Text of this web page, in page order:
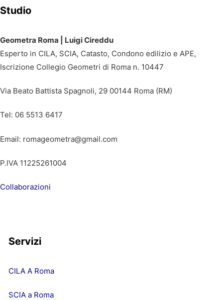
Studio
Geometra Roma | Luigi Cireddu
Esperto in CILA, SCIA, Catasto, Condono edilizio e APE,
Iscrizione Collegio Geometri di Roma n. 10447
Via Beato Battista Spagnoli, 29 00144 Roma (RM)
Tel: 06 5513 6417
Email: romageometra@gmail.com
P.IVA 11225261004
Collaborazioni
Servizi
CILA A Roma
SCIA a Roma